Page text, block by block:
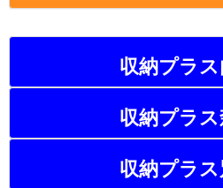
収納プラ
収納プラ
収納プラ